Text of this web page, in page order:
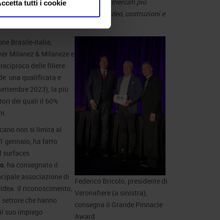
tutti i cookie
settori in cui operiamo: marmo lapideo, costruzioni e
Federico Bricolo, presidente di
Veronafiere (a sinistra),
consegna il Grande Pinnacle
Award
Brasile-Italia,
Milanez & Milaneze e
delle filiere
una qualificata e
2023), la più
dei quali il 60%
non si limita al
gennaio, ha fatto
surfaces
, ha consegnato il
associazione di
Il riconoscimento,
che hanno
suo impiego